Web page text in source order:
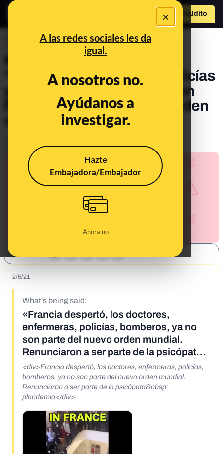
×
A las redes sociales les da
igual.
A nosotros no.
Ayúdanos a
investigar.
Hazte
Embajadora/Embajador
Ahora no
Hazte Maldito
No, este vídeo no es de
"doctores, enfermeras, policías
y bomberos" protestando en
Francia contra el "nuevo orden
mundial" y la "plandemia"
Actualizado elMar 1, 2021, 8:16:00 AM
2/5/21
What's being said:
«Francia despertó, los doctores,
enfermeras, policías, bomberos, ya no
son parte del nuevo orden mundial.
Renunciaron a ser parte de la psicópata
plandemia»
<div>Francia despertó, los doctores, enfermeras, policías,
bomberos, ya no son parte del nuevo orden mundial.
Renunciaron a ser parte de la psicópata&nbsp;
plandemia</div>